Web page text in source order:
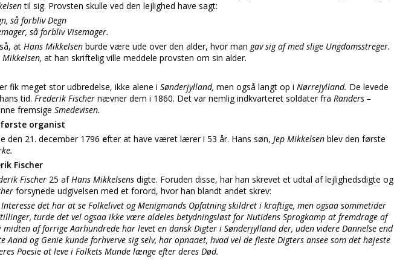
til sig. Provsten skulle ved den lejlighed have sagt:
så forbliv Degn
så forbliv Visemager.
at Hans Mikkelsen burde være ude over den alder, hvor man gav sig af med slige Ungdomsstreger.
at han skriftelig ville meddele provsten om sin alder.
fik meget stor udbredelse, ikke alene i Sønderjylland, men også langt op i Nørrejylland. De levede
tid. Frederik Fischer nævner dem i 1860. Det var nemlig indkvarteret soldater fra Randers –
fremsige Smedevisen.
første organist
den 21. december 1796 efter at have været lærer i 53 år. Hans søn, Jep Mikkelsen blev den første
Fischer
Fischer 25 afHans Mikkelsens digte. Foruden disse, har han skrevet et udtal af lejlighedsdigte og
forsynede udgivelsen med et forord, hvor han blandt andet skrev:
det har at se Folkelivet og Menigmands Opfatning skildret i kraftige, men ogsaa sommetider
turde det vel ogsaa ikke være aldeles betydningsløst for Nutidens Sprogkamp at fremdrage af
af forrige Aarhundrede har levet en dansk Digter i Sønderjylland der, uden videre Dannelse end
Aand og Genie kunde forhverve sig selv, har opnaaet, hvad vel de fleste Digters ansee som det højeste
Poesie at leve i Folkets Munde længe efter deres Død.